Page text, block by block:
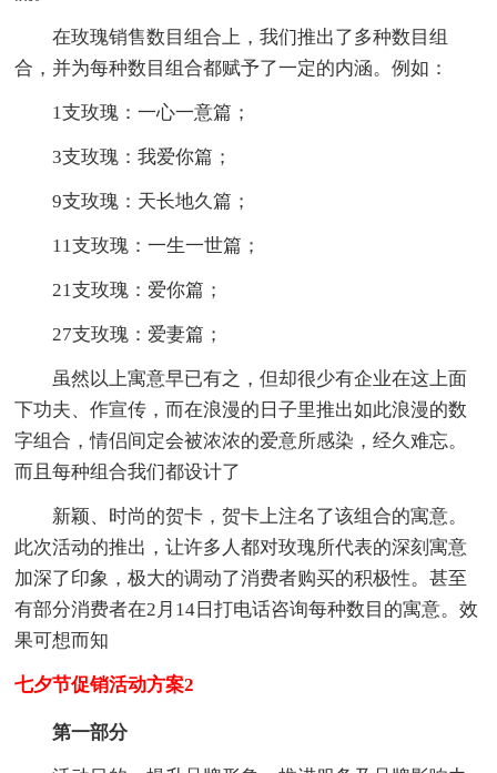
在玫瑰销售数目组合上，我们推出了多种数目组
合，并为每种数目组合都赋予了一定的内涵。例如：
1支玫瑰：一心一意篇；
3支玫瑰：我爱你篇；
9支玫瑰：天长地久篇；
11支玫瑰：一生一世篇；
21支玫瑰：爱你篇；
27支玫瑰：爱妻篇；
虽然以上寓意早已有之，但却很少有企业在这上面
下功夫、作宣传，而在浪漫的日子里推出如此浪漫的数
字组合，情侣间定会被浓浓的爱意所感染，经久难忘。
而且每种组合我们都设计了
新颖、时尚的贺卡，贺卡上注名了该组合的寓意。
此次活动的推出，让许多人都对玫瑰所代表的深刻寓意
加深了印象，极大的调动了消费者购买的积极性。甚至
有部分消费者在2月14日打电话咨询每种数目的寓意。效
果可想而知
七夕节促销活动方案2
第一部分